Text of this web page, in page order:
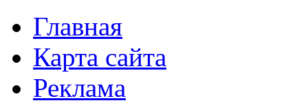
Главная
Карта сайта
Реклама